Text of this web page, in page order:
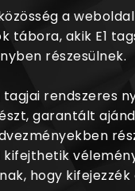
a
tábora, akik E1
részesülnek.
tagjai rendszeres
garantált
kifejthetik
hogy